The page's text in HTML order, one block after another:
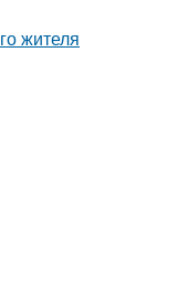
жителя